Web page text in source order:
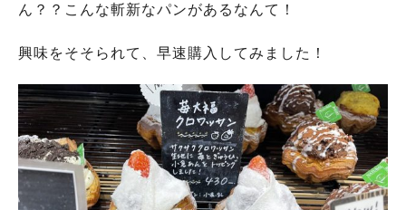
ん？？こんな斬新なパンがあるなんて！
興味をそそられて、早速購入してみました！